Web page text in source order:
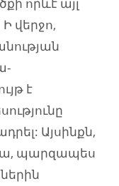
վերջո,
է
Այսինքն,
պարզապես